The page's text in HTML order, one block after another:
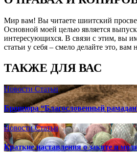
Мир вам! Вы читаете шиитский
Основной моей целью является
интересующихся. В связи с этим, вы
статьи у себя – смело делайте это,
ТАКЖЕ ДЛЯ ВАС
НовостиСтатьи
Брошюра “Благословенный
НовостиСтатьи
Краткие наставления о закяте и